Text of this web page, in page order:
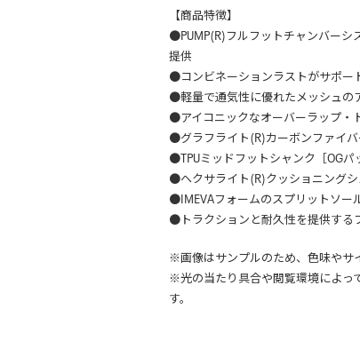
【商品特徴】
●PUMP(R)フルフットチャンバーシ
提供
●コンビネーションラストがサポー
●軽量で通気性に優れたメッシュの
●アイコニックなオーバーラップ・
●グラフライト(R)カーボンファイバ
●TPUミッドフットシャンク［OGパ
●ヘクサライト(R)クッショニング
●IMEVAフォームのスプリットソー
●トラクションと耐久性を提供する
※画像はサンプルのため、色味やサ
※光の当たり具合や閲覧環境によっ
す。